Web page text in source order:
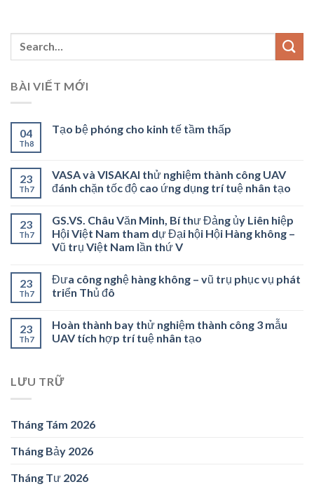
BÀI VIẾT MỚI
04
Th8
Tạo bệ phóng cho kinh tế tầm thấp
23
Th7
VASA và VISAKAI thử nghiệm thành công UAV
đánh chặn tốc độ cao ứng dụng trí tuệ nhân tạo
23
Th7
GS.VS. Châu Văn Minh, Bí thư Đảng ủy Liên hiệp
Hội Việt Nam tham dự Đại hội Hội Hàng không –
Vũ trụ Việt Nam lần thứ V
23
Th7
Đưa công nghệ hàng không – vũ trụ phục vụ phát
triển Thủ đô
23
Th7
Hoàn thành bay thử nghiệm thành công 3 mẫu
UAV tích hợp trí tuệ nhân tạo
LƯU TRỮ
Tháng Tám 2026
Tháng Bảy 2026
Tháng Tư 2026